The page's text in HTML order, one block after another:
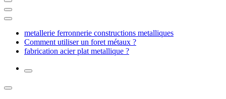
metallerie ferronnerie constructions metalliques
Comment utiliser un foret métaux ?
fabrication acier plat metallique ?